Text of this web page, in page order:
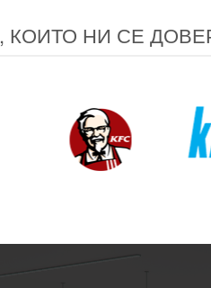
КОИТО НИ СЕ